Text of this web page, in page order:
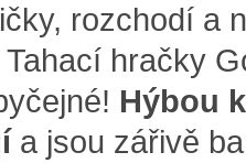
rozchodí a
hračky
Hýbou
a jsou zářivě